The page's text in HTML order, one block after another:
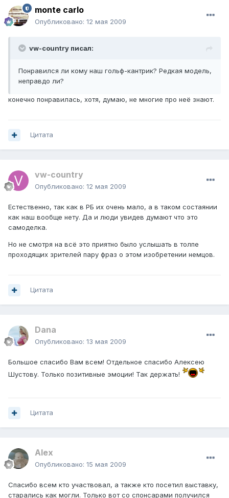
monte carlo
Опубликовано: 12 мая 2009
vw-country писал:
Понравился ли кому наш гольф-кантрик? Редкая модель,
неправдо ли?
конечно понравилась, хотя, думаю, не многие про неё знают.
Цитата
vw-country
Опубликовано: 12 мая 2009
Естественно, так как в РБ их очень мало, а в таком состаянии
как наш вообще нету. Да и люди увидев думают что это
самоделка.
Но не смотря на всё это приятно было услышать в толпе
проходящих зрителей пару фраз о этом изобретении немцов.
Цитата
Dana
Опубликовано: 13 мая 2009
Большое спасибо Вам всем! Отдельное спасибо Алексею
Шустову. Только позитивные эмоции! Так держать!
Цитата
Alex
Опубликовано: 15 мая 2009
Спасибо всем кто участвовал, а также кто посетил выставку,
старались как могли. Только вот со спонсарами получился